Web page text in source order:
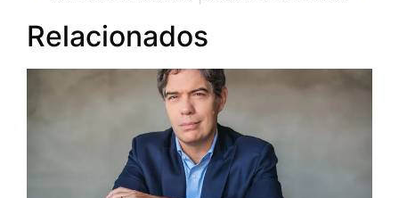
Relacionados